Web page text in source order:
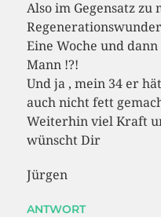
Also im Gegensatz zu
Eine Woche und
Mann !?!
Und ja , mein 34 er
auch nicht fett
Weiterhin viel Kraft
wünscht Dir
Jürgen
ANTWORT